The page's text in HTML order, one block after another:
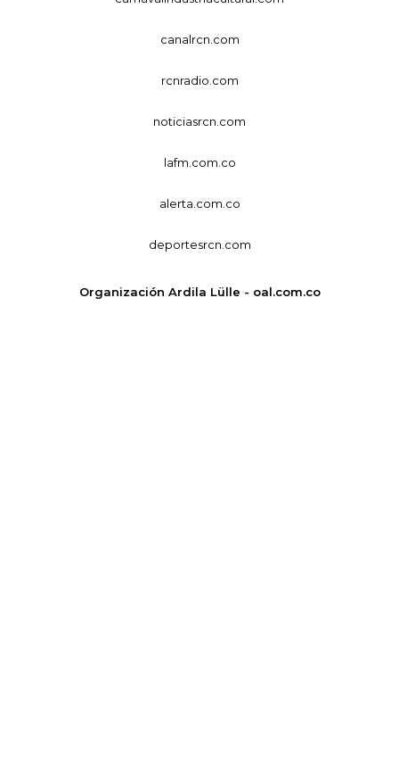
canalrcn.com
rcnradio.com
noticiasrcn.com
lafm.com.co
alerta.com.co
deportesrcn.com
Organización Ardila Lülle - oal.com.co